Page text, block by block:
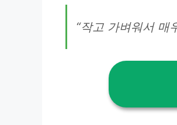
“작고 가벼워서 매